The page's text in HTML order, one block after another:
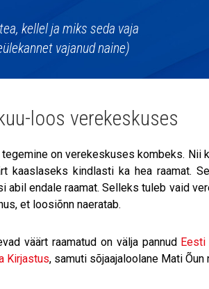
kellel ja miks seda vaja
vajanud naine)
loos verekeskuses
on verekeskuses kombeks. Nii
kaaslaseks kindlasti ka hea raamat.
abil endale raamat. Selleks tuleb vaid
et loosiõnn naeratab.
väärt raamatud on välja pannud Eesti
Kirjastus, samuti sõjaajaloolane Mati